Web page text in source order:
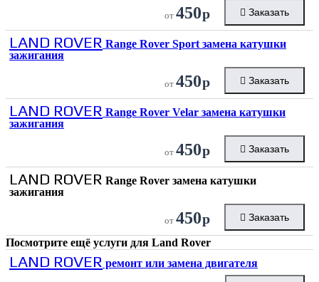
от 450р Заказать
LAND ROVER Range Rover Sport замена катушки
зажигания
от 450р Заказать
LAND ROVER Range Rover Velar замена катушки
зажигания
от 450р Заказать
LAND ROVER Range Rover замена катушки
зажигания
от 450р Заказать
Посмотрите ещё услуги для Land Rover
LAND ROVER ремонт или замена двигателя